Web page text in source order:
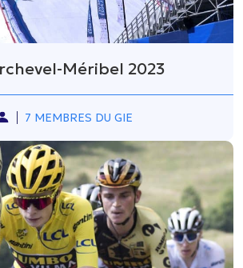
Méribel 2023
7 MEMBRES DU GIE